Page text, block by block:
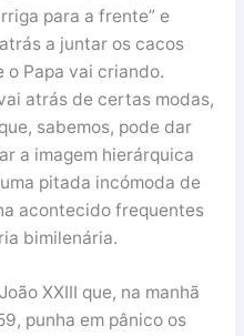
para a frente” e
a juntar os cacos
o Papa vai criando.
atrás de certas modas,
sabemos, pode dar
a imagem hierárquica
pitada incómoda de
acontecido frequentes
bimilenária.
XXIII que, na manhã
punha em pânico os